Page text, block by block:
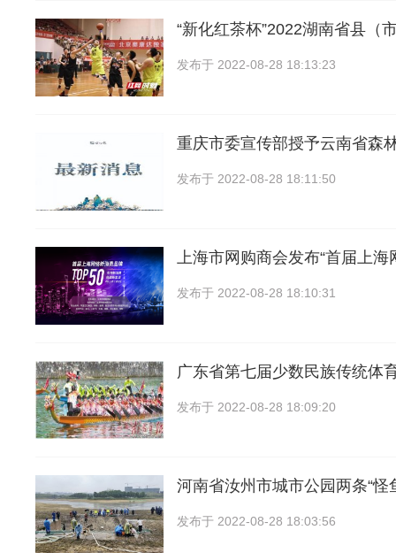
“新化红茶杯”2022湖南省县（
发布于 2022-08-28 18:13:23
重庆市委宣传部授予云南省森
发布于 2022-08-28 18:11:50
上海市网购商会发布“首届上海
发布于 2022-08-28 18:10:31
广东省第七届少数民族传统体
发布于 2022-08-28 18:09:20
河南省汝州市城市公园两条“怪
发布于 2022-08-28 18:03:56